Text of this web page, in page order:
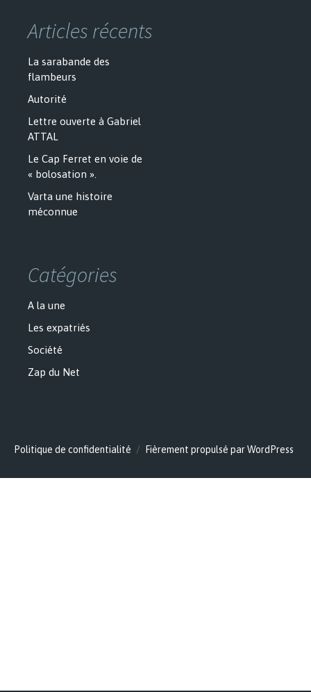
Articles récents
La sarabande des
flambeurs
Autorité
Lettre ouverte à Gabriel
ATTAL
Le Cap Ferret en voie de
« bolosation ».
Varta une histoire
méconnue
Catégories
A la une
Les expatriés
Société
Zap du Net
Politique de confidentialité Fièrement propulsé par WordPress